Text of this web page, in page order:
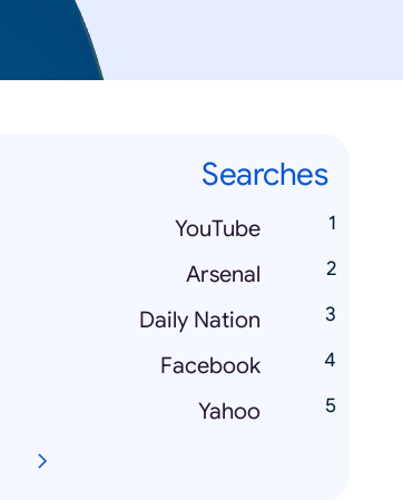
Searches
YouTube
Arsenal
Daily Nation
Facebook
Yahoo